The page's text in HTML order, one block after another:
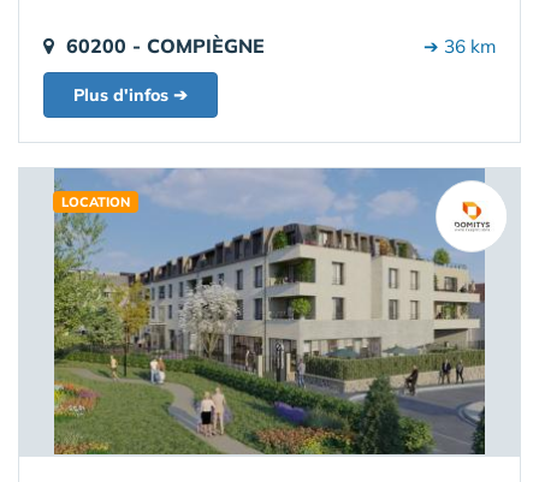
60200 - COMPIÈGNE ➔ 36 km
Plus d'infos ➔
LOCATION